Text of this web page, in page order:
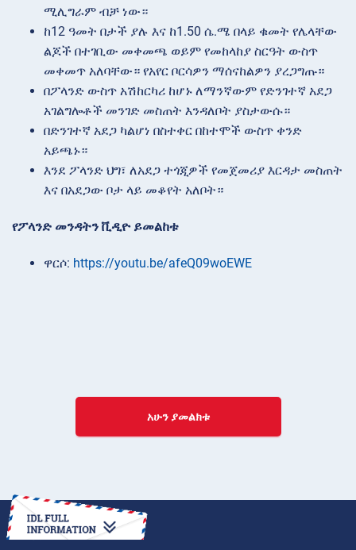
ሚሊግራም ብቻ ነው።
ከ12 ዓመት በታች ያሉ እና ከ1.50 ሴ.ሜ በላይ ቁመት የሌላቸው
ልጆች በተገቢው መቀመጫ ወይም የመከላከያ ስርዓት ውስጥ
መቀመጥ አለባቸው። የአየር ቦርሳዎን ማሰናከልዎን ያረጋግጡ።
በፖላንድ ውስጥ አሽከርካሪ ከሆኑ ለማንኛውም የድንገተኛ አደጋ
አገልግሎቶች መንገድ መስጠት እንዳለቦት ያስታውሱ።
በድንገተኛ አደጋ ካልሆነ በስተቀር በከተሞች ውስጥ ቀንድ
አይጫኑ።
እንደ ፖላንድ ህግ፣ ለአደጋ ተጎጂዎች የመጀመሪያ እርዳታ መስጠት
እና በአደጋው ቦታ ላይ መቆየት አለቦት።
የፖላንድ መንዳትን ቪዲዮ ይመልከቱ
ዋርሶ: https://youtu.be/afeQ09woEWE
አሁን ያመልክቱ
እንዴት